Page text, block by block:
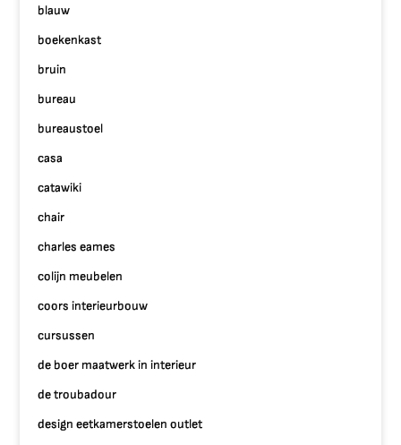
blauw
boekenkast
bruin
bureau
bureaustoel
casa
catawiki
chair
charles eames
colijn meubelen
coors interieurbouw
cursussen
de boer maatwerk in interieur
de troubadour
design eetkamerstoelen outlet